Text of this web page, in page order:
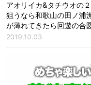
アオリイカ&タチウオの
狙うなら和歌山の田ノ浦
が薄れてきたら回遊の合
2019.10.03